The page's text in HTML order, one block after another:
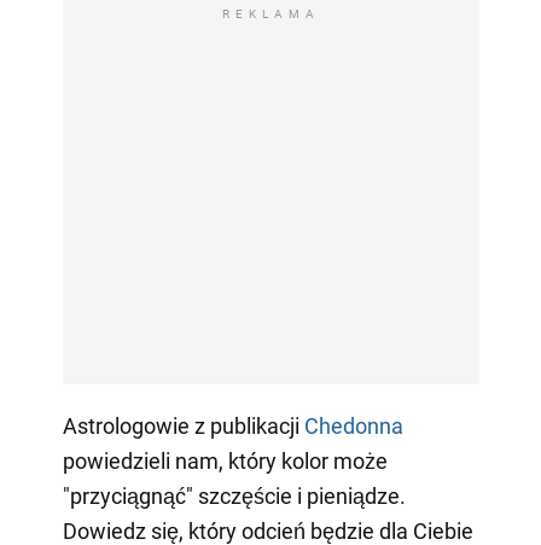
REKLAMA
Astrologowie z publikacji Сhedonna
powiedzieli nam, który kolor może
"przyciągnąć" szczęście i pieniądze.
Dowiedz się, który odcień będzie dla Ciebie